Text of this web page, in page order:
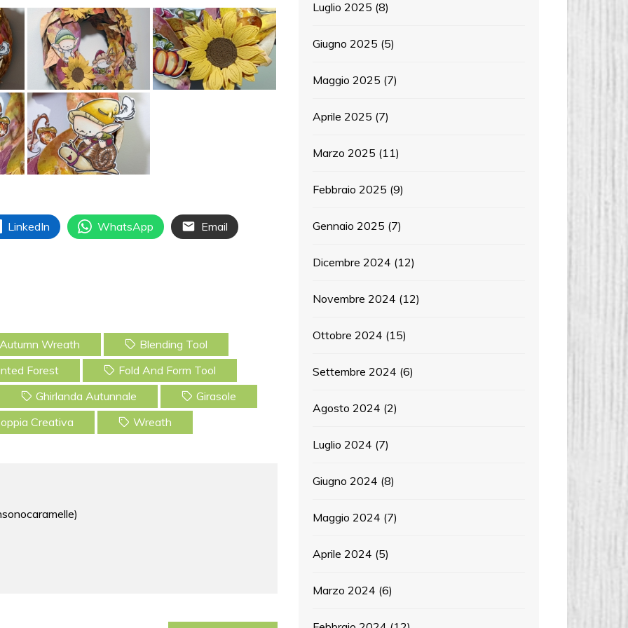
LinkedIn WhatsApp Email
Autumn Wreath
Blending Tool
Forest
Fold And Form Tool
Ghirlanda Autunnale
Girasole
Creativa Wreath
Luglio 2025 (8)
Giugno 2025 (5)
Maggio 2025 (7)
Aprile 2025 (7)
Marzo 2025 (11)
Febbraio 2025 (9)
Gennaio 2025 (7)
Dicembre 2024 (12)
Novembre 2024 (12)
Ottobre 2024 (15)
Settembre 2024 (6)
Agosto 2024 (2)
Luglio 2024 (7)
Giugno 2024 (8)
Maggio 2024 (7)
Aprile 2024 (5)
Marzo 2024 (6)